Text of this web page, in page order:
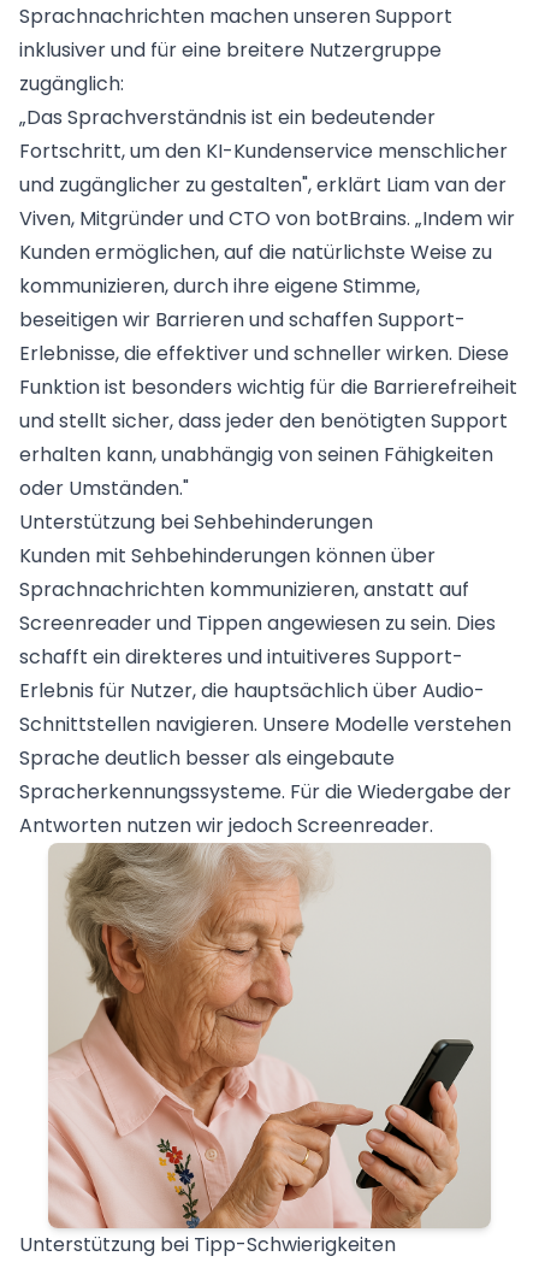
Sprachnachrichten machen unseren Support
inklusiver und für eine breitere Nutzergruppe
zugänglich:
„Das Sprachverständnis ist ein bedeutender
Fortschritt, um den KI-Kundenservice menschlicher
und zugänglicher zu gestalten", erklärt Liam van der
Viven, Mitgründer und CTO von botBrains. „Indem wir
Kunden ermöglichen, auf die natürlichste Weise zu
kommunizieren, durch ihre eigene Stimme,
beseitigen wir Barrieren und schaffen Support-
Erlebnisse, die effektiver und schneller wirken. Diese
Funktion ist besonders wichtig für die Barrierefreiheit
und stellt sicher, dass jeder den benötigten Support
erhalten kann, unabhängig von seinen Fähigkeiten
oder Umständen."
Unterstützung bei Sehbehinderungen
Kunden mit Sehbehinderungen können über
Sprachnachrichten kommunizieren, anstatt auf
Screenreader und Tippen angewiesen zu sein. Dies
schafft ein direkteres und intuitiveres Support-
Erlebnis für Nutzer, die hauptsächlich über Audio-
Schnittstellen navigieren. Unsere Modelle verstehen
Sprache deutlich besser als eingebaute
Spracherkennungssysteme. Für die Wiedergabe der
Antworten nutzen wir jedoch Screenreader.
Unterstützung bei Tipp-Schwierigkeiten